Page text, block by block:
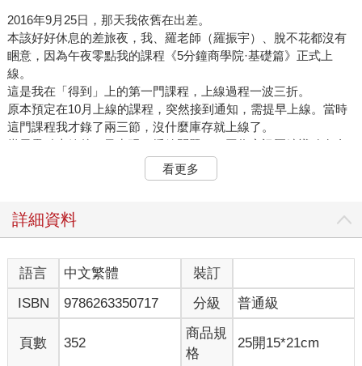
2016年9月25日，那天我依舊在出差。
本該好好休息的差旅夜，我、羅老師（羅振宇）、脫不花都沒有
睏意，因為午夜零點我的課程《5分鐘商學院·基礎篇》正式上
線。
這是我在「得到」上的第一門課程，上線過程一波三折。
原本預定在10月上線的課程，突然接到通知，需提早上線。當時
這門課程我才錄了兩三節，沒什麼庫存就上線了。
當天零點上線後，又出現了播放問題——因為音訊壓縮導致有金
屬音。我馬上拿出隨身攜帶的錄音筆，重新錄了一遍，更換了音
訊，折騰到淩晨一兩點才最終完成。
訂閱了《5分鐘商學院》。
2016年，是非常辛苦的一年。我有半年以上的時間都在出差的路
上，剩餘時間，每天都要花14個小時來做《5分鐘商學院》。
但是，一切都有了回報。一年後，這門課程已經有了14萬名學
員。
五年後的今天，這門課程已經有46萬人加入。
這也就意味著，有32萬名學員是在課程正式結束之後加入的，這
看更多
詳細資料
語言 中文繁體
裝訂
ISBN
9786263350717 分級 普通級
頁數 352
商品規
格
25開15*21cm